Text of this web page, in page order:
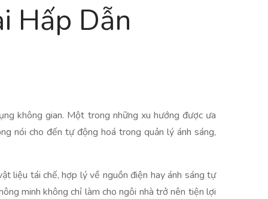
Hấp Dẫn
không gian. Một trong những xu hướng được ưa
nói cho đến tự động hoá trong quản lý ánh sáng,
liệu tái chế, hợp lý về nguồn điện hay ánh sáng tự
minh không chỉ làm cho ngôi nhà trở nên tiện lợi